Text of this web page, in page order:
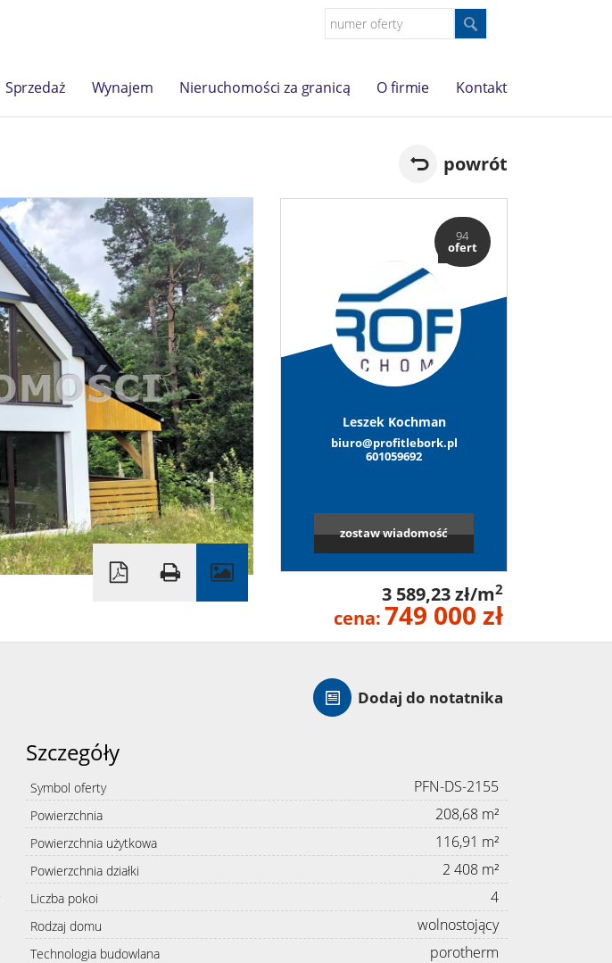
Sprzedaż Wynajem Nieruchomości za granicą O firmie Kontakt
powrót
94
ofert
Leszek Kochman
biuro@profitlebork.pl
601059692
zostaw wiadomość
3 589,23 zł/m2
cena:749 000 zł
Dodaj do notatnika
Szczegóły
Symbol oferty PFN-DS-2155
Powierzchnia 208,68 m²
Powierzchnia użytkowa 116,91 m²
Powierzchnia działki 2 408 m²
Liczba pokoi 4
Rodzaj domu wolnostojący
Technologia budowlana porotherm